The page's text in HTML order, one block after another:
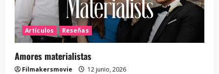
Artículos Reseñas
Amores materialistas
Filmakersmovie 12 junio, 2026